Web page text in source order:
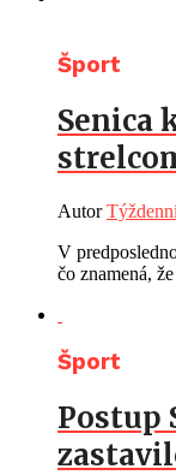
Šport
Senica
Autor
V
čo znamená,
Šport
Postup